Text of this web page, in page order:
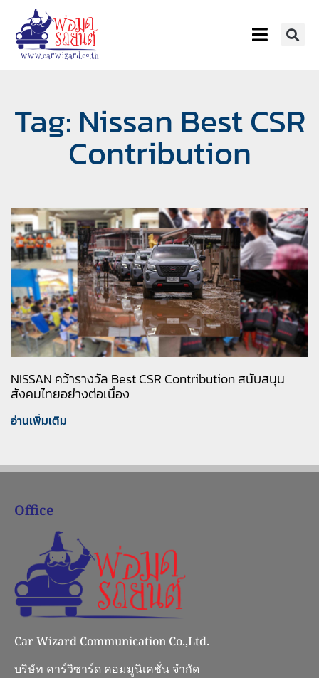
Tag: Nissan Best CSR
Contribution
NISSAN คว้ารางวัล Best CSR Contribution สนับสนุน
สังคมไทยอย่างต่อเนื่อง
อ่านเพิ่มเติม
Office
Car Wizard Communication Co.,Ltd.
บริษัท คาร์วิซาร์ด คอมมูนิเคชั่น จำกัด